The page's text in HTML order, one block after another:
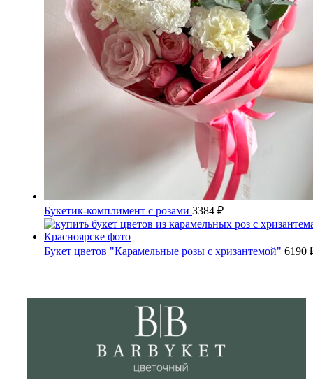
Букетик-комплимент с розами 3384 ₽
Букет цветов "Карамельные розы с хризантемой" 6190